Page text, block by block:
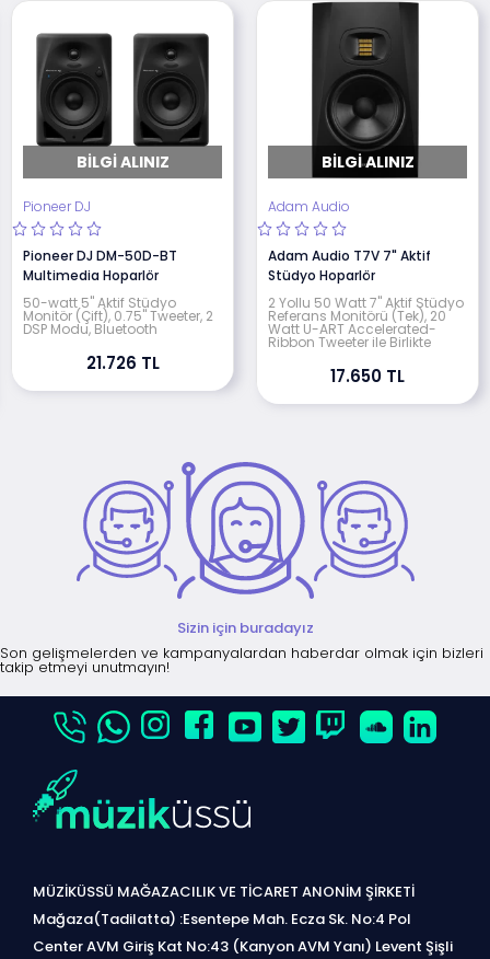
BILGI ALINIZ
Pioneer DJ
Pioneer DJ DM-50D-BT
Multimedia Hoparlör
50-watt 5" Aktif Stüdyo
Monitör (Çift), 0.75" Tweeter, 2
DSP Modu, Bluetooth
21.726 TL
BILGI ALINIZ
Adam Audio
Adam Audio T7V 7" Aktif
Stüdyo Hoparlör
2 Yollu 50 Watt 7" Aktif Stüdyo
Referans Monitörü (Tek), 20
Watt U-ART Accelerated-
Ribbon Tweeter ile Birlikte
17.650 TL
Sizin için buradayız
Son gelişmelerden ve kampanyalardan haberdar olmak için bizleri
takip etmeyi unutmayın!
MÜZİKÜSSÜ MAĞAZACILIK VE TİCARET ANONİM ŞİRKETİ
Mağaza(Tadilatta) :Esentepe Mah. Ecza Sk. No:4 Pol
Center AVM Giriş Kat No:43 (Kanyon AVM Yanı) Levent Şişli